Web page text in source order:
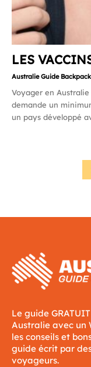
LES
Australie Guide
Voyager en
demande un
un pays développé
Le guide
Australie avec un
les conseils et
guide écrit par
voyageurs.